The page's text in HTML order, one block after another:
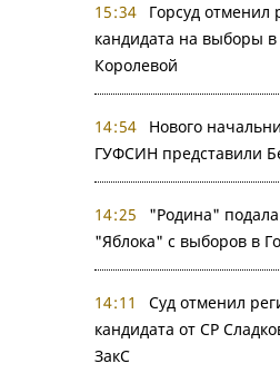
15:34
Горсуд отменил
кандидата на выборы в
Королевой
14:54
Нового
ГУФСИН представили
14:25
"Родина"
"Яблока" с выборов в
14:11
Суд отменил
кандидата от СР
ЗакС